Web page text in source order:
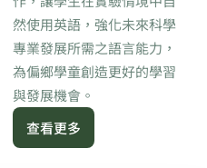
然使用英語，強化未來科學
專業發展所需之語言能力，
為偏鄉學童創造更好的學習
與發展機會。
查看更多